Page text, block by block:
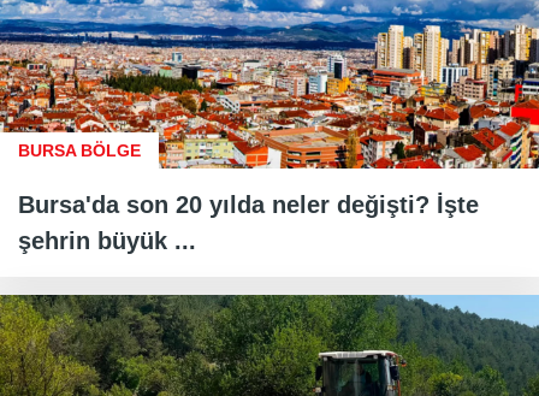
BURSA BÖLGE
Bursa'da son 20 yılda neler değişti? İşte
şehrin büyük ...